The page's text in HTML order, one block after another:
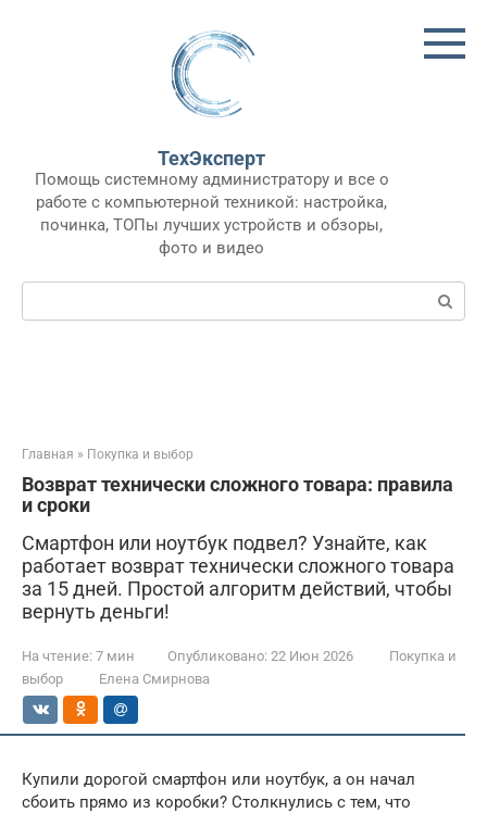
ТехЭксперт
Помощь системному администратору и все о
работе с компьютерной техникой: настройка,
починка, ТОПы лучших устройств и обзоры,
фото и видео
Поиск:
Главная » Покупка и выбор
Возврат технически сложного товара: правила
и сроки
Смартфон или ноутбук подвел? Узнайте, как
работает возврат технически сложного товара
за 15 дней. Простой алгоритм действий, чтобы
вернуть деньги!
На чтение: 7 мин Опубликовано: 22 Июн 2026
Покупка и
выбор
Елена Смирнова
Купили дорогой смартфон или ноутбук, а он начал
сбоить прямо из коробки? Столкнулись с тем, что